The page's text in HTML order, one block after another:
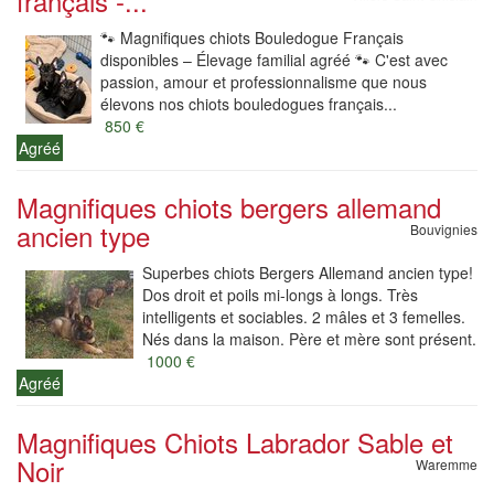
🐾 Magnifiques chiots Bouledogue Français
disponibles – Élevage familial agréé 🐾 C'est avec
passion, amour et professionnalisme que nous
élevons nos chiots bouledogues français...
850 €
Agréé
Magnifiques chiots bergers allemand
ancien type Bouvignies
Superbes chiots Bergers Allemand ancien type!
Dos droit et poils mi-longs à longs. Très
intelligents et sociables. 2 mâles et 3 femelles.
Nés dans la maison. Père et mère sont présent.
1000 €
Agréé
Magnifiques Chiots Labrador Sable et
Noir Waremme